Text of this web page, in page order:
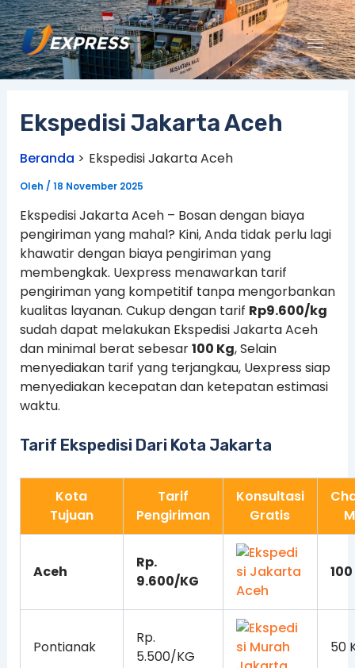
Lewati
ke
konten
Ekspedisi Jakarta Aceh
Beranda Ekspedisi Jakarta Aceh
Oleh / 18 November 2025
Ekspedisi Jakarta Aceh – Bosan dengan biaya
pengiriman yang mahal? Kini, Anda tidak perlu lagi
khawatir dengan biaya pengiriman yang
membengkak. Uexpress menawarkan tarif
pengiriman yang kompetitif tanpa mengorbankan
kualitas layanan. Cukup dengan tarif Rp9.600/kg
sudah dapat melakukan Ekspedisi Jakarta Aceh
dan minimal berat sebesar100 Kg, Selain
menyediakan tarif yang terjangkau, Uexpress siap
menyediakan kecepatan dan ketepatan estimasi
waktu.
Tarif Ekspedisi Dari Kota Jakarta
Kota
Tujuan
Tarif
Pengiriman
Konsultasi
Gratis
Aceh
Rp.
9.600/KG
Pontianak
Rp.
5.500/KG
50